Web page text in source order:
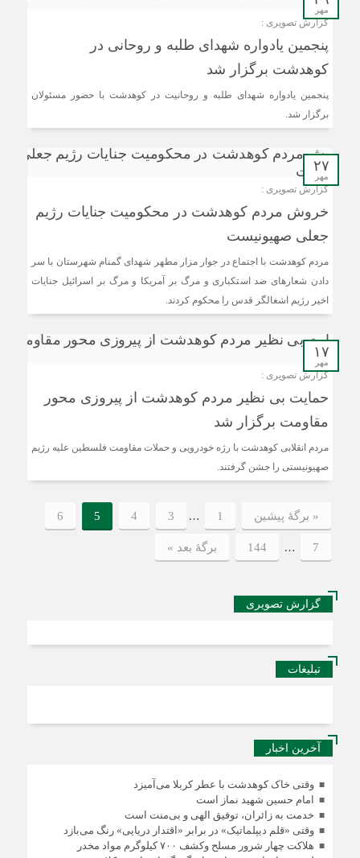
مهر
گزارش تصویری :
پنجمین یادواره شهدای طلبه و روحانی در
کوهدشت برگزار شد
پنجمین یادواره شهدای طلبه و روحانیت در کوهدشت با حضور مسئولان
برگزار شد.
۲۷
مهر
گزارش تصویری :
خروش مردم کوهدشت در محکومیت جنایات رژیم
جعلی صهیونیست
مردم کوهدشت با اجتماع در جوار مزار مطهر شهدای گمنام شهرستان با سر
دادن شعارهای ضد استکباری و مرگ بر آمریکا و مرگ بر اسرائیل جنایات
اخیر رژیم اشغالگر قدس را محکوم کردند.
۱۷
مهر
گزارش تصویری :
حمایت بی نظیر مردم کوهدشت از پیروزی محور
مقاومت برگزار شد
مردم انقلابی کوهدشت با رژه خودرویی و حملات مقاومت فلسطین علیه رژیم
صهیونیستی را جشن گرفتند.
« برگه‌ٔ پیشین 1
…
3
4
5
6
7
…
144 برگهٔ بعد »
گزارش تصویری
تبلیغات
آخرین اخبار
وقتی خاک کوهدشت با عطر کربلا می‌آمیزد
امام حسین شهید نماز است
خدمت به زائران، توفیق الهی و بی‌منت است
وقتی «قلم دیپلماتیک» در برابر «اقتدار دریایی» رنگ می‌بازد
هلاکت چهار شرور مسلح وکشف ۷۰۰ کیلوگرم مواد مخدر